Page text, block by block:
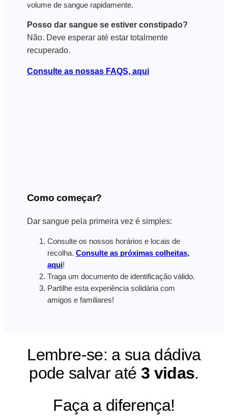
volume de sangue rapidamente.
Posso dar sangue se estiver constipado?
Não. Deve esperar até estar totalmente
recuperado.
Consulte as nossas FAQS, aqui
Como começar?
Dar sangue pela primeira vez é simples:
Consulte os nossos horários e locais de
recolha. Consulte as próximas colheitas,
aqui!
Traga um documento de identificação válido.
Partilhe esta experiência solidária com
amigos e familiares!
Lembre-se: a sua dádiva
pode salvar até 3 vidas.
Faça a diferença!